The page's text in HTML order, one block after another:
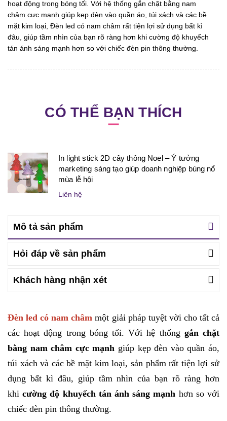
hoạt động trong bóng tối. Với hệ thống gắn chặt bằng nam
châm cực mạnh giúp kẹp đèn vào quần áo, túi xách và các bề
mặt kim loại, Đèn led có nam châm rất tiện lợi sử dụng bất kì
đâu, giúp tầm nhìn của bạn rõ ràng hơn khi cường độ khuyếch
tán ánh sáng mạnh hơn so với chiếc đèn pin thông thường.
CÓ THỂ BẠN THÍCH
In light stick 2D cây thông Noel – Ý tưởng
marketing sáng tạo giúp doanh nghiệp bùng nổ
mùa lễ hội
Liên hệ
Mô tả sản phẩm
Hỏi đáp về sản phẩm
Khách hàng nhận xét
Đèn led có nam châm một giải pháp tuyệt vời cho tất cả
các hoạt động trong bóng tối. Với hệ thống gắn chặt
bằng nam châm cực mạnh giúp kẹp đèn vào quần áo,
túi xách và các bề mặt kim loại, sản phẩm rất tiện lợi sử
dụng bất kì đâu, giúp tầm nhìn của bạn rõ ràng hơn
khicường độ khuyếch tán ánh sáng mạnh hơn so với
chiếc đèn pin thông thường.